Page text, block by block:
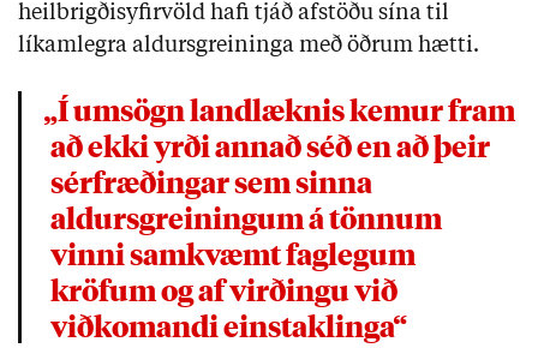
heilbrigðisyfirvöld hafi tjáð afstöðu sína til
líkamlegra aldursgreininga með öðrum hætti.
„Í umsögn landlæknis kemur fram
að ekki yrði annað séð en að þeir
sérfræðingar sem sinna
aldursgreiningum á tönnum
vinni samkvæmt faglegum
kröfum og af virðingu við
viðkomandi einstaklinga“